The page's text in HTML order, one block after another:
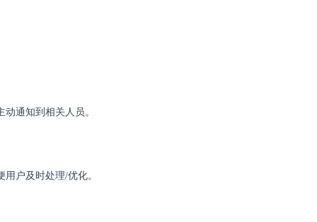
通知到相关人员。
户及时处理/优化。